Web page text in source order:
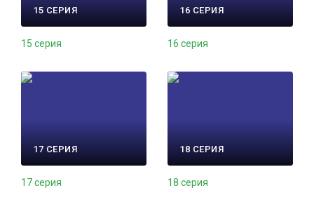
15 СЕРИЯ
15 серия
16 СЕРИЯ
16 серия
17 СЕРИЯ
17 серия
18 СЕРИЯ
18 серия